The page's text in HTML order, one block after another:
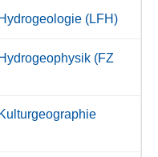
(LFH)
(FZ